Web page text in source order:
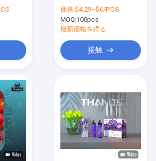
ド
ッシュコイル エルフ ロ
ストバー・メアリー
価格:$4.29~$6/PCS
MOQ:100pcs
最新価格を得る
接触